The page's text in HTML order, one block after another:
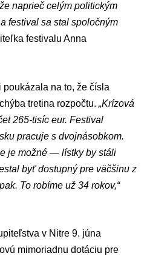
naprieč celým politickým
festival sa stal spoločným
festivalu Anna
na to, že čísla
tretina rozpočtu. „Krízová
265-tisíc eur. Festival
pracuje s dvojnásobkom.
je možné — lístky by stáli
byť dostupný pre väčšinu z
To robíme už 34 rokov,“
v Nitre 9. júna
mimoriadnu dotáciu pre